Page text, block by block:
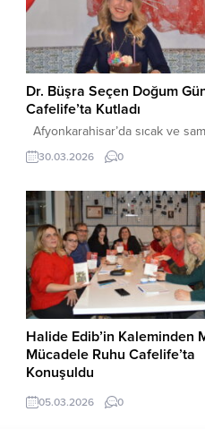
Dr. Büşra Seçen Doğum
Cafelife’ta Kutladı
Afyonkarahisar’da sıcak ve
doğum günü kutlaması ,şehrin
mekânlarından Cafelife’ta yapıldı.
keyifli anlar yaşattı. Silifke Devlet
Hastanesi’nde dahiliye uzmanı
görev yapan Dr. Büşra Seçen,
ziyaret etmek için geldiği
Afyonkarahisar’da anlamlı bir
karşılaştı. Annesi Avukat Nilgün
tarafından organize edilen
30.03.2026 0
Halide Edib’in Kaleminden
Mücadele Ruhu Cafelife’ta
Konuşuldu
“Bir Kitap Bir İnsan” etkinliği
Halide Edib Adıvar’ın Türk’ün
05.03.2026 0